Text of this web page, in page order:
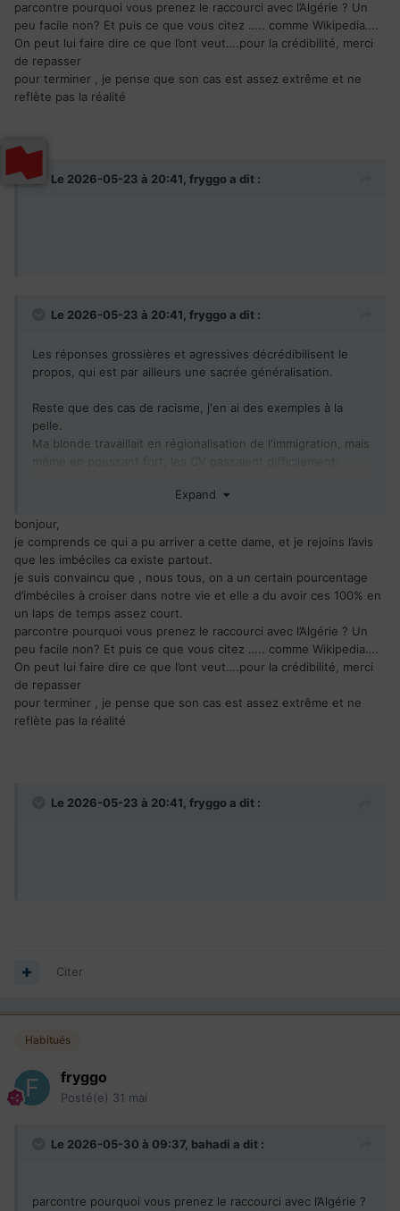
encore elle, n'ayant pas étudié à Sherbrooke (plus belle ville
du monde d'après l'ex-mairesse
) mais à Québec n'a
jamais reçu la moindre réponse du Cégep ou de l'université
ne serait-ce que pour un entretien. Tu ne peux pas travailler
dans ces établissements à Sherbrooke sans y a voir fait tes
études.
d'accueillir les immigrants qualifiés sélectionnées par le
que j'arrive facilement à tourner en plaisanterie sans
Mais quand ma blonde québécoise cherchait du travail en
difficultés : " vous n'avez pas fait Science - Pô, vous
comprenez
Et se faire expliquer sur un ton condescendant que le
est souverainiste, ça énerve.
Quant à l'Algérie, elle n'a aucune leçon à donner sur le sujet
https://minorityrights.org/fr/communities/black-algerians/
comme partout, c'est le concept même de nation
rassemblée autour d'une identité ethno-culturelle qui en est
Il faut redoubler d'efforts pour se faire accueillir, et ça peut
devenir usant.
parcontre pourquoi vous prenez le raccourci avec l’Algérie ? Un
peu facile non? Et puis ce que vous citez ….. comme Wikipedia….
On peut lui faire dire ce que l’ont veut….pour la crédibilité, merci
de repasser
pour terminer , je pense que son cas est assez extrême et ne
reflète pas la réalité
Le 2026-05-23 à 20:41, fryggoa dit :
Le 2026-05-23 à 20:41, fryggoa dit :
Les réponses grossières et agressives décrédibilisent le
propos, qui est par ailleurs une sacrée généralisation.
Reste que des cas de racisme, j'en ai des exemples à la
pelle.
Ma blonde travaillait en régionalisation de l'immigration, mais
Mon fils, qui a passé plus de la moitié de sa vie au Québec
mais parle avec l'accent français est exaspéré de se prendre
systématiquement des remarques sur ce dernier.
Bon, c'est sûr que la couche de chauvinisme épouvantable
des Sherbrookois vient renforcer le sentiment: ma blonde,
encore elle, n'ayant pas étudié à Sherbrooke (plus belle ville
du monde d'après l'ex-mairesse
) mais à Québec n'a
jamais reçu la moindre réponse du Cégep ou de l'université
ne serait-ce que pour un entretien. Tu ne peux pas travailler
dans ces établissements à Sherbrooke sans y a voir fait tes
études.
d'accueillir les immigrants qualifiés sélectionnées par le
France, elle était confrontée exactement au même
difficultés : " vous n'avez pas fait Science - Pô, vous
Et se faire expliquer sur un ton condescendant que le
Québec, c'est le Canada à longueur de temps, par des gens
qui ne connaissent rien à l'histoire de la province, quand on
Expand
bonjour,
je comprends ce qui a pu arriver a cette dame, et je rejoins l’avis
que les imbéciles ca existe partout.
je suis convaincu que , nous tous, on a un certain pourcentage
d’imbéciles à croiser dans notre vie et elle a du avoir ces 100% en
un laps de temps assez court.
parcontre pourquoi vous prenez le raccourci avec l’Algérie ? Un
peu facile non? Et puis ce que vous citez ….. comme Wikipedia….
On peut lui faire dire ce que l’ont veut….pour la crédibilité, merci
de repasser
pour terminer , je pense que son cas est assez extrême et ne
reflète pas la réalité
Le 2026-05-23 à 20:41, fryggoa dit :
Citer
Habitués
fryggo
Posté(e) 31 mai
Le 2026-05-30 à 09:37, bahadi a dit :
parcontre pourquoi vous prenez le raccourci avec l’Algérie ?